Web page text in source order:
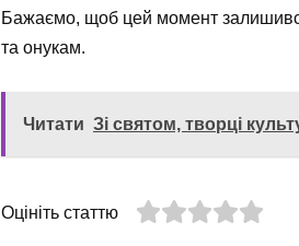
Бажаємо, щоб цей момент залишився
та онукам.
Читати Зі святом, творці
Оцініть статтю